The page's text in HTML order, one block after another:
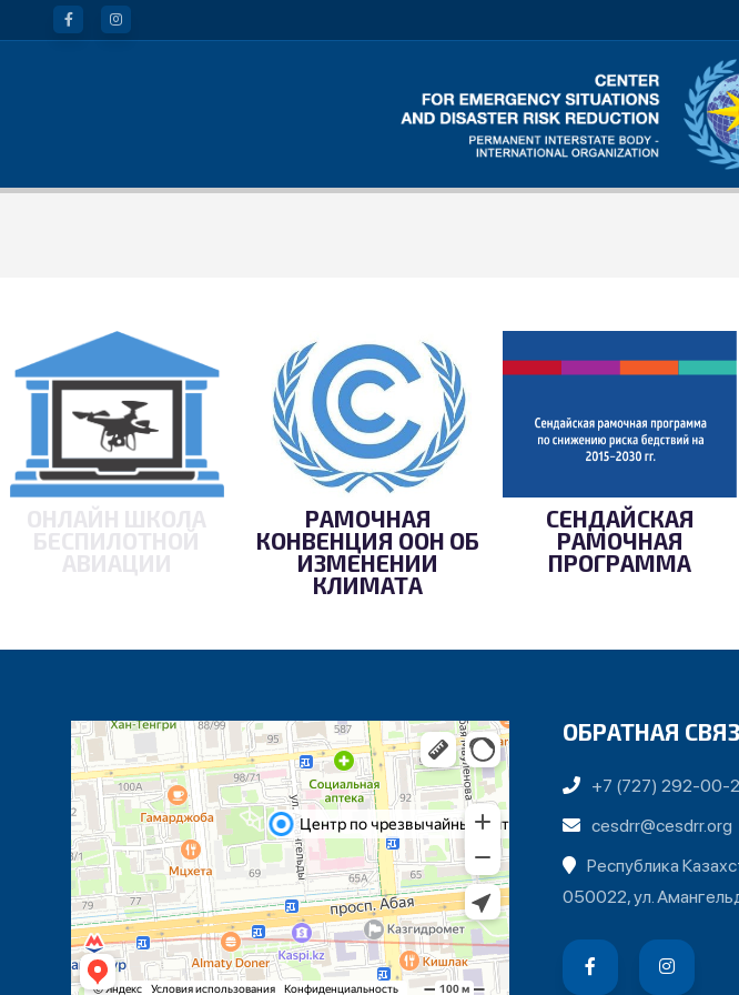
ОНЛАЙН ШКОЛА
БЕСПИЛОТНОЙ
АВИАЦИИ
РАМОЧНАЯ
КОНВЕНЦИЯ ООН ОБ
ИЗМЕНЕНИИ
КЛИМАТА
СЕНДАЙСКАЯ
РАМОЧНАЯ
ПРОГРАММА
ОБРАТНАЯ
+7 (727) 292-00-
cesdrr@cesdrr.org
Республика
050022, ул.